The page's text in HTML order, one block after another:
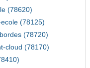
(78620)
(78125)
(78720)
cloud (78170)